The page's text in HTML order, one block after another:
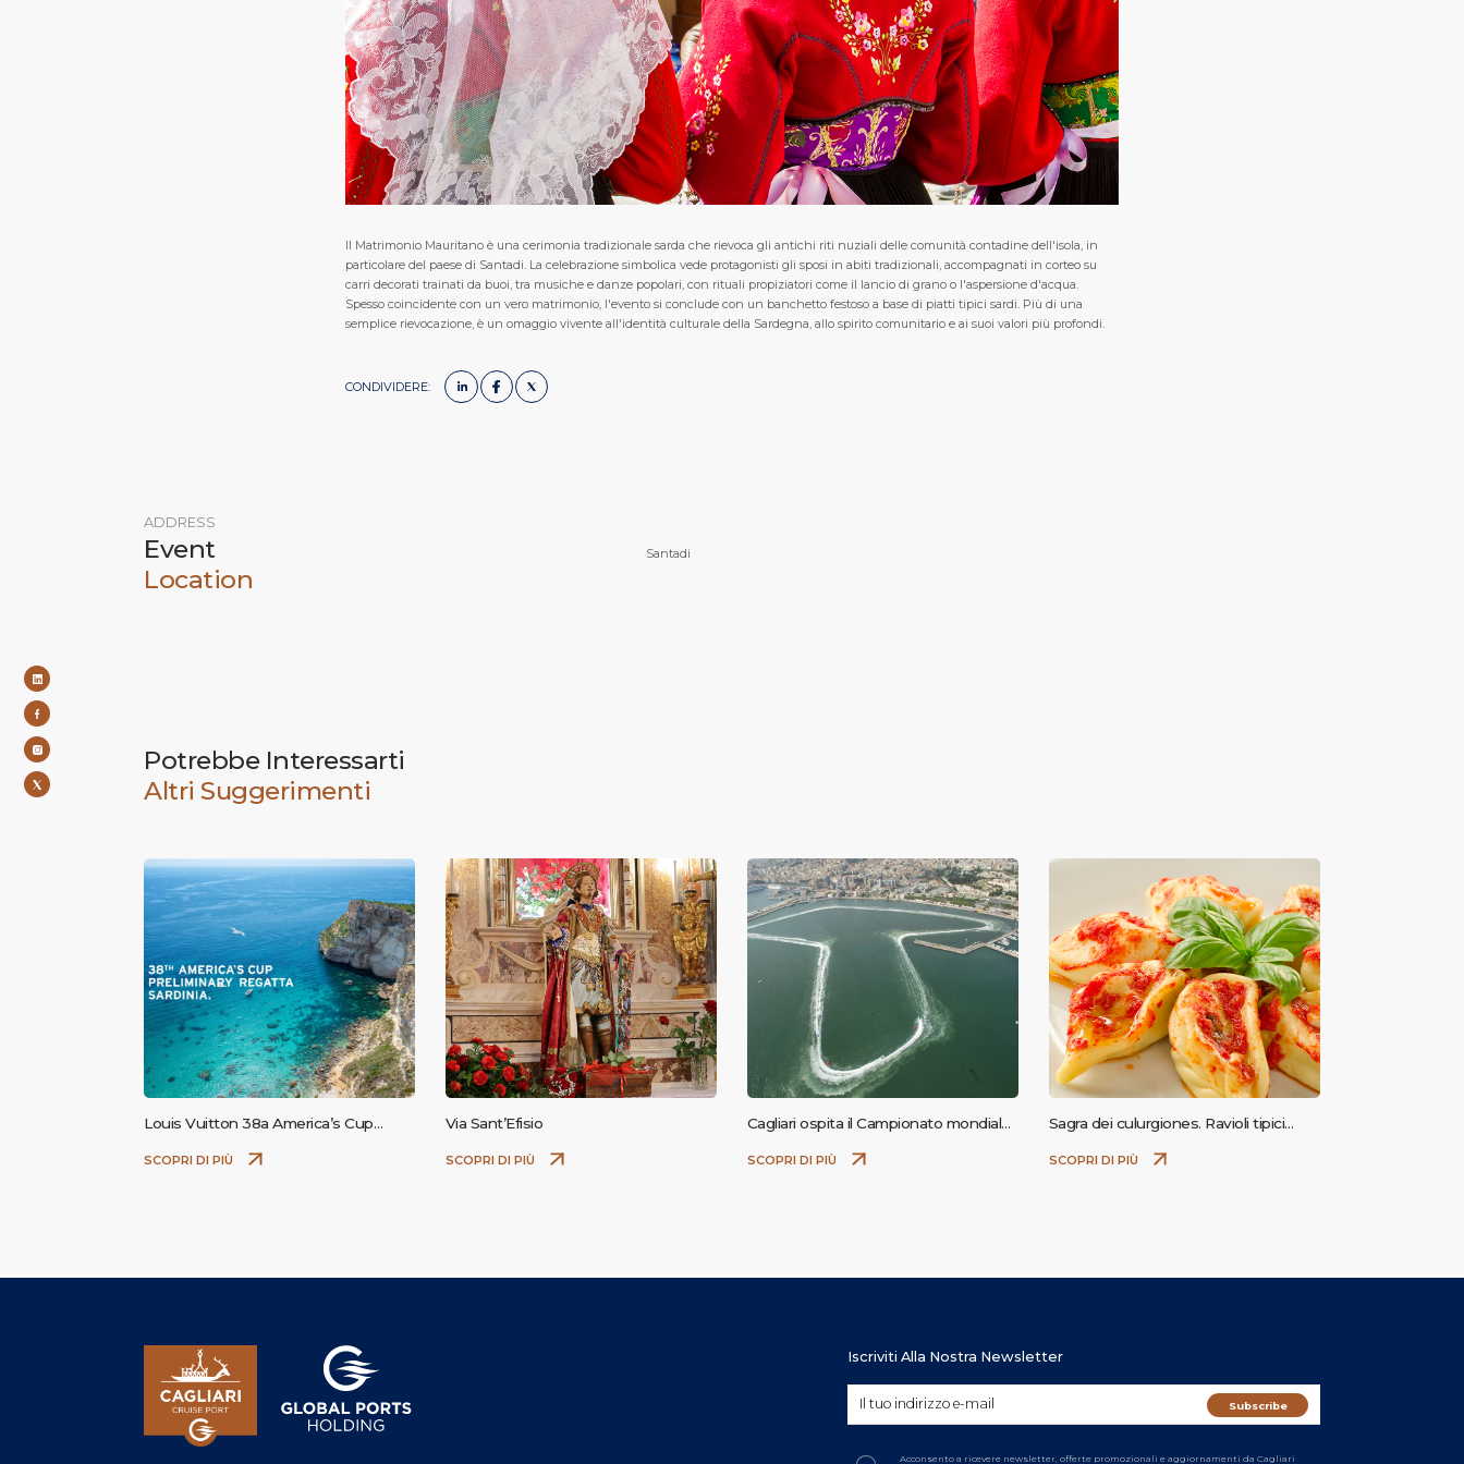
Il Matrimonio Mauritano è una cerimonia tradizionale sarda che rievoca gli antichi riti nuziali delle comunità contadine dell'isola, in
particolare del paese di Santadi. La celebrazione simbolica vede protagonisti gli sposi in abiti tradizionali, accompagnati in corteo su
carri decorati trainati da buoi, tra musiche e danze popolari, con rituali propiziatori come il lancio di grano o l'aspersione d'acqua.
Spesso coincidente con un vero matrimonio, l'evento si conclude con un banchetto festoso a base di piatti tipici sardi. Più di una
semplice rievocazione, è un omaggio vivente all'identità culturale della Sardegna, allo spirito comunitario e ai suoi valori più profondi.
CONDIVIDERE:
ADDRESS
Event
Location
Santadi
Potrebbe Interessarti
Altri Suggerimenti
Louis Vuitton 38a America’s Cup
SCOPRI DI PIÙ
Via Sant’Efisio
SCOPRI DI PIÙ
Cagliari ospita il Campionato mondiale
SCOPRI DI PIÙ
Sagra dei culurgiones. Ravioli tipici
SCOPRI DI PIÙ
Iscriviti Alla Nostra Newsletter
Acconsento a ricevere newsletter, offerte promozionali e aggiornamenti da Cagliari